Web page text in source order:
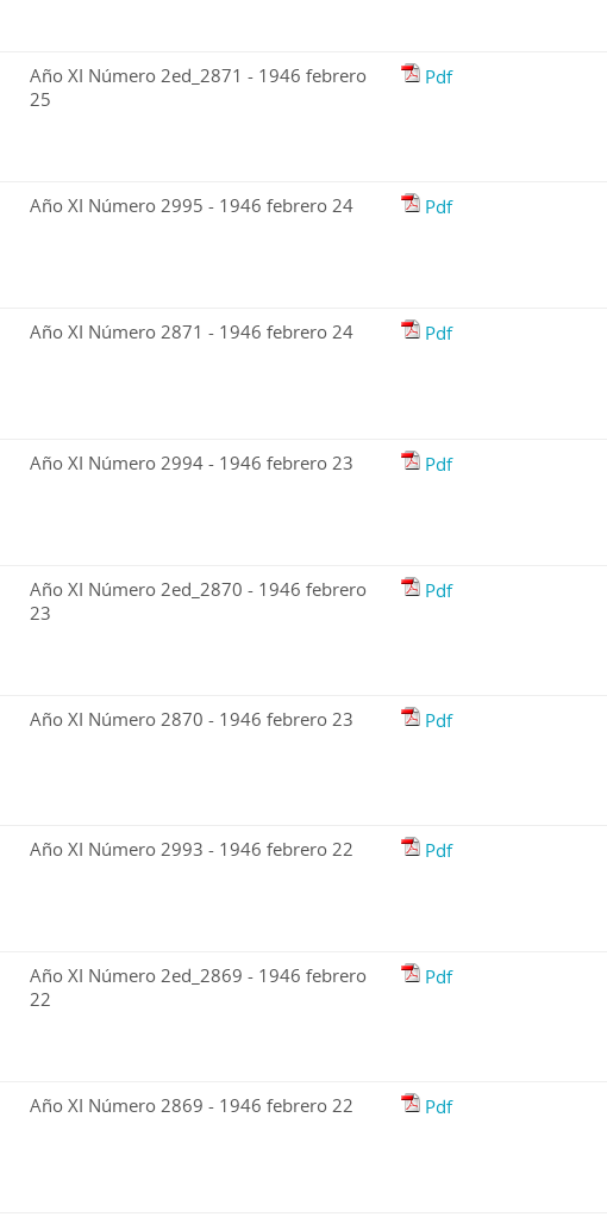
Año XI Número 2ed_2871 - 1946 febrero
25
Pdf
Año XI Número 2995 - 1946 febrero 24 Pdf
Año XI Número 2871 - 1946 febrero 24 Pdf
Año XI Número 2994 - 1946 febrero 23 Pdf
Año XI Número 2ed_2870 - 1946 febrero
23
Pdf
Año XI Número 2870 - 1946 febrero 23 Pdf
Año XI Número 2993 - 1946 febrero 22 Pdf
Año XI Número 2ed_2869 - 1946 febrero
22
Pdf
Año XI Número 2869 - 1946 febrero 22 Pdf